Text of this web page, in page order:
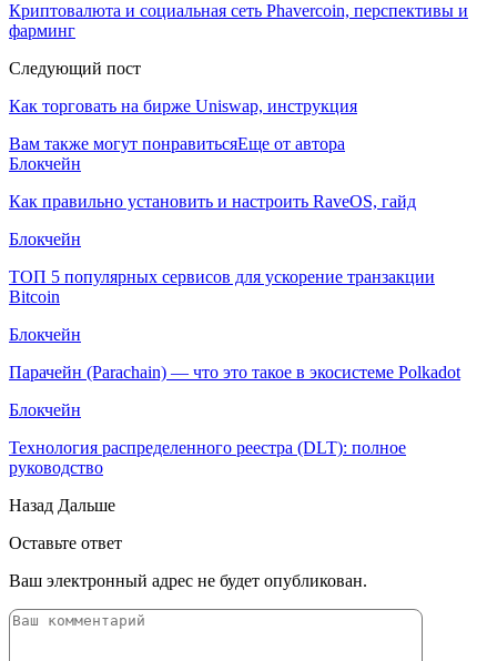
Криптовалюта и социальная сеть Phavercoin, перспективы и
фарминг
Следующий пост
Как торговать на бирже Uniswap, инструкция
Вам также могут понравитьсяЕще от автора
Блокчейн
Как правильно установить и настроить RaveOS, гайд
Блокчейн
ТОП 5 популярных сервисов для ускорение транзакции
Bitcoin
Блокчейн
Парачейн (Parachain) — что это такое в экосистеме Polkadot
Блокчейн
Технология распределенного реестра (DLT): полное
руководство
Назад Дальше
Оставьте ответ
Ваш электронный адрес не будет опубликован.